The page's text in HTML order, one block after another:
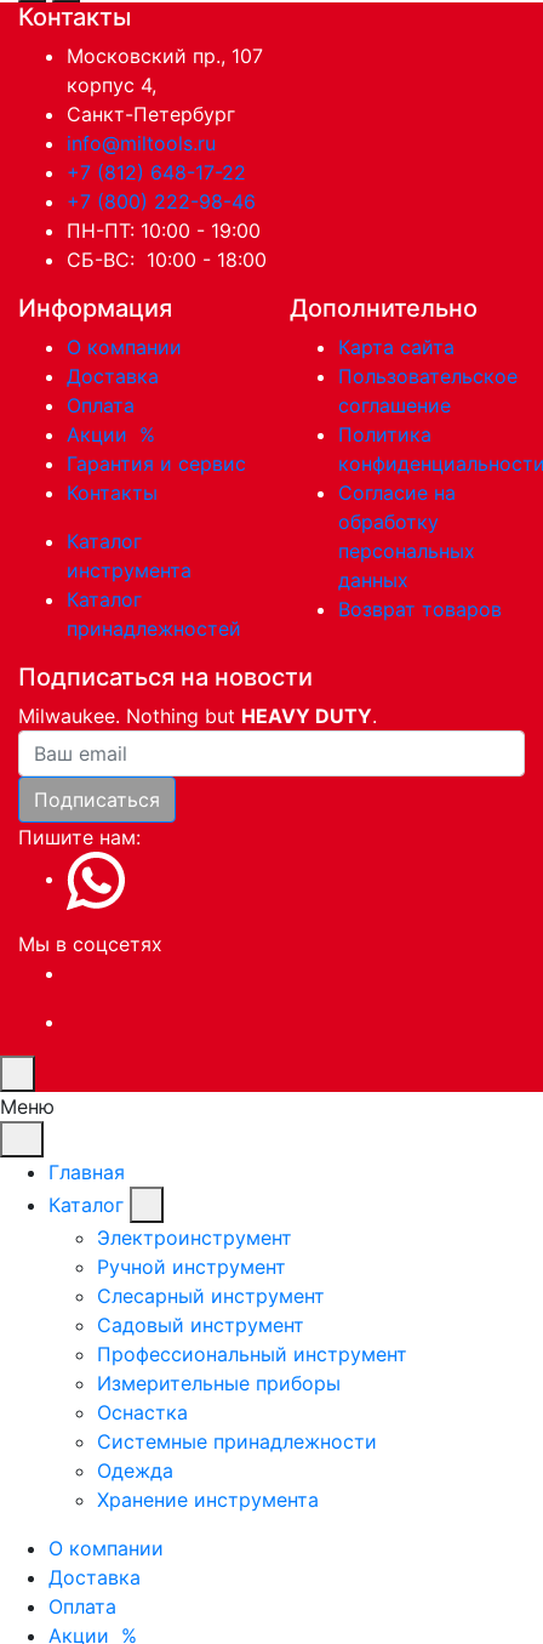
Контакты
Московский пр., 107
корпус 4,
Санкт-Петербург
info@miltools.ru
+7 (812) 648-17-22
+7 (800) 222-98-46
ПН-ПТ: 10:00 - 19:00
СБ-ВС: 10:00 - 18:00
Информация
О компании
Доставка
Оплата
Акции %
Гарантия и сервис
Контакты
Каталог
инструмента
Каталог
принадлежностей
Дополнительно
Карта сайта
Пользовательское
соглашение
Политика
Согласие на
обработку
персональных
данных
Возврат товаров
Подписаться на новости
Milwaukee. Nothing but HEAVY DUTY.
Ваша почта
Подписаться
Пишите нам:
Мы в соцсетях
Меню
Главная
Каталог
Электроинструмент
Ручной инструмент
Слесарный инструмент
Садовый инструмент
Профессиональный инструмент
Измерительные приборы
Оснастка
Системные принадлежности
Одежда
Хранение инструмента
О компании
Доставка
Оплата
Акции %